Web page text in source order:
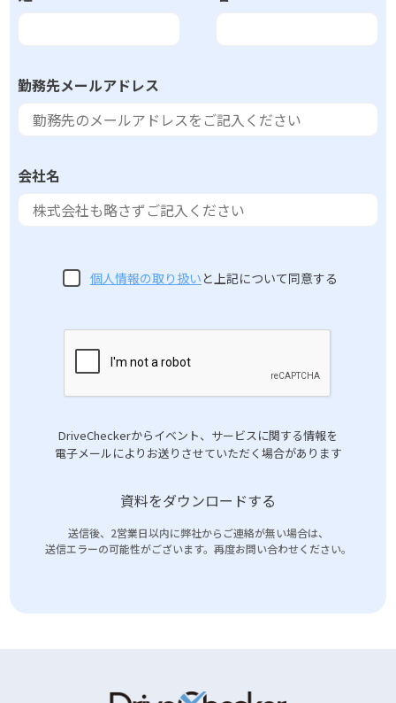
勤務先メールアドレス
会社名
個人情報の取り扱いと上記について同意する
DriveCheckerからイベント、サービスに関する情報を
電子メールによりお送りさせていただく場合があります
資料をダウンロードする
送信後、2営業日以内に弊社からご連絡が無い場合は、
送信エラーの可能性がございます。再度お問い合わせください。